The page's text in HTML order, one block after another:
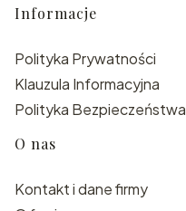
Informacje
Polityka Prywatności
Klauzula Informacyjna
Polityka Bezpieczeństwa
O nas
Kontakt i dane firmy